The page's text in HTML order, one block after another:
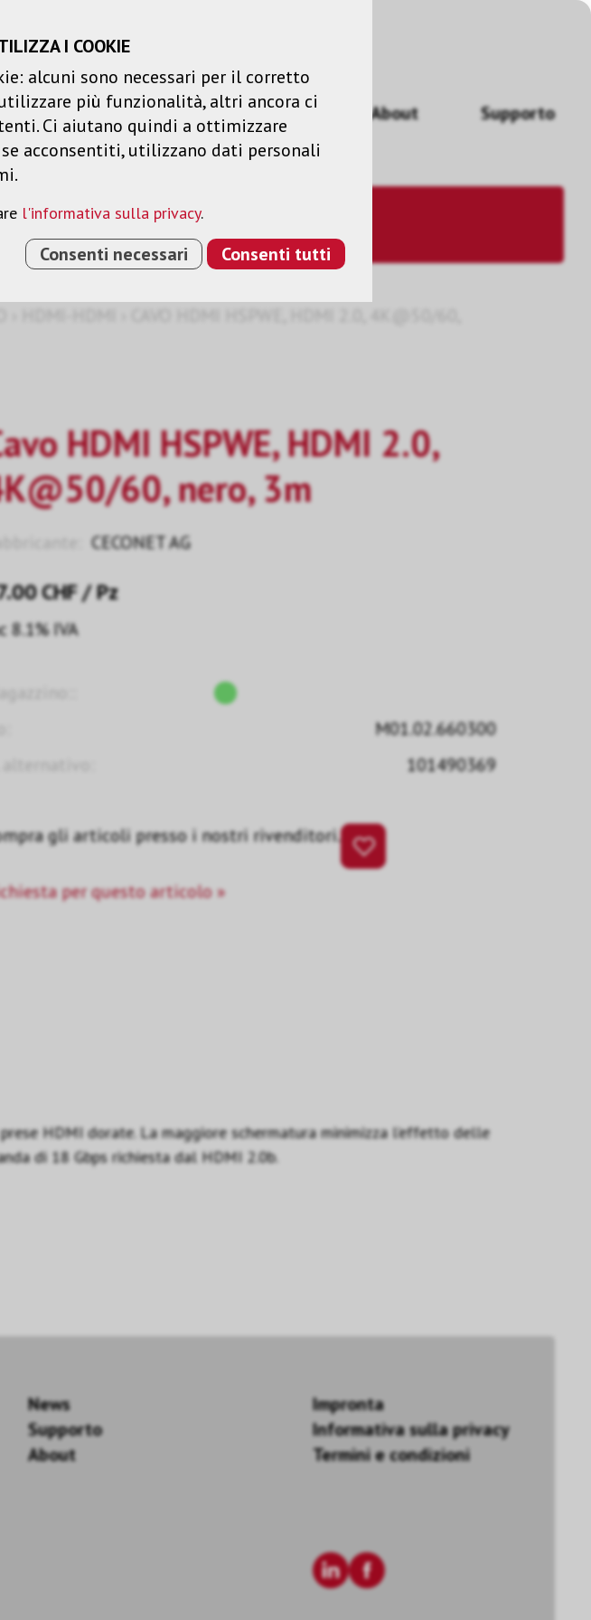
Liste dei desideri
Soluzioni Servizi News About Supporto
HDMI HSPWE, HDMI 2.0,
60, nero, 3m
CECONET AG
CHF/ Pz
8.1% IVA
M01.02.660300
101490369
gli articoli presso i nostri rivenditori.
per questo articolo »
HDMI dorate. La maggiore schermatura minimizza l’effetto delle
di 18 Gbps richiesta dal HDMI 2.0b.
News
Supporto
About
Impronta
Informativa sulla privacy
Termini e condizioni
I COOKIE
alcuni sono necessari per il corretto
più funzionalità, altri ancora ci
Ci aiutano quindi a ottimizzare
acconsentiti, utilizzano dati personali
l'informativa sulla privacy.
Consenti necessari Consenti tutti